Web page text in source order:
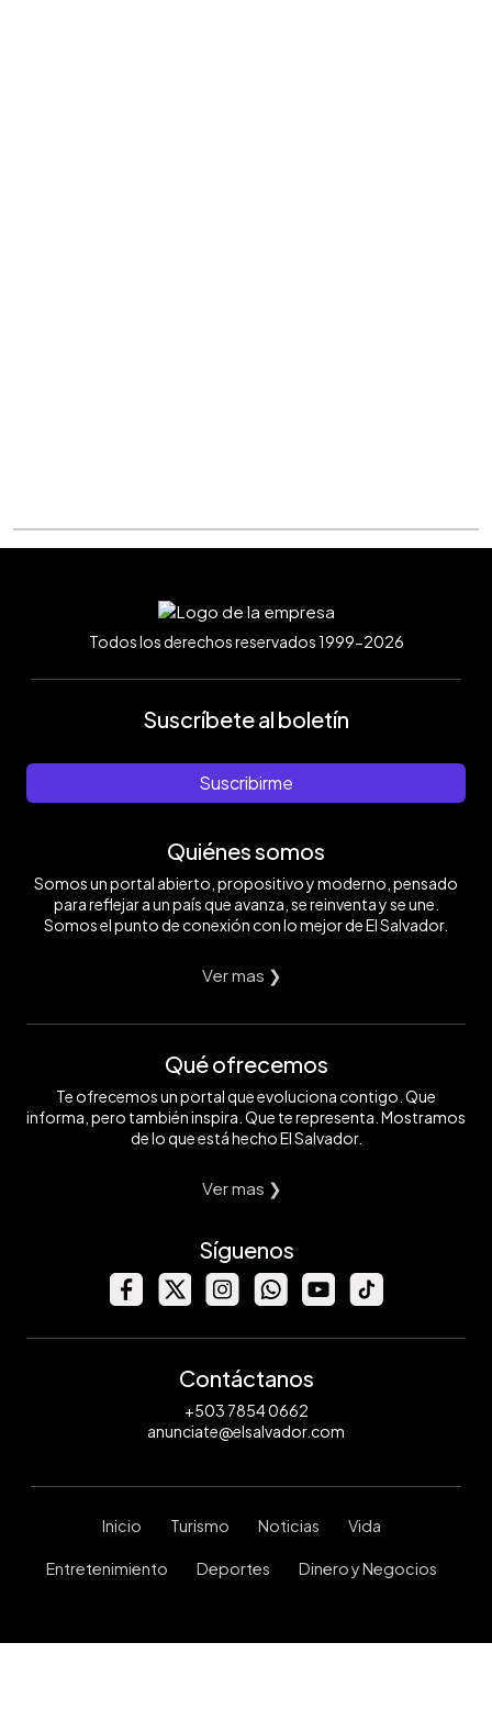
Todos los derechos reservados 1999-2026
Suscríbete al boletín
Suscribirme
Quiénes somos
Somos un portal abierto, propositivo y moderno, pensado
para reflejar a un país que avanza, se reinventa y se une.
Somos el punto de conexión con lo mejor de El Salvador.
Ver mas ❯
Qué ofrecemos
Te ofrecemos un portal que evoluciona contigo. Que
informa, pero también inspira. Que te representa. Mostramos
de lo que está hecho El Salvador.
Ver mas ❯
Síguenos
Contáctanos
+503 7854 0662
anunciate@elsalvador.com
Inicio Turismo Noticias Vida
Entretenimiento Deportes Dinero y Negocios